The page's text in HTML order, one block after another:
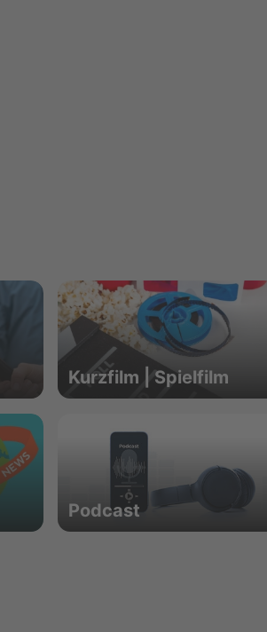
Kurzfilm | Spielfilm
Podcast